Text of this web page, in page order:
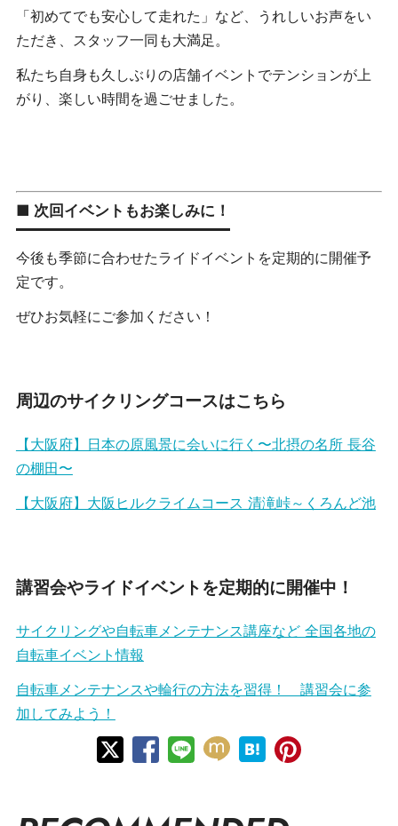
「初めてでも安心して走れた」など、うれしいお声をい
ただき、スタッフ一同も大満足。
私たち自身も久しぶりの店舗イベントでテンションが上
がり、楽しい時間を過ごせました。
■ 次回イベントもお楽しみに！
今後も季節に合わせたライドイベントを定期的に開催予
定です。
ぜひお気軽にご参加ください！
周辺のサイクリングコースはこちら
【大阪府】日本の原風景に会いに行く〜北摂の名所 長谷
の棚田〜
【大阪府】大阪ヒルクライムコース 清滝峠～くろんど池
講習会やライドイベントを定期的に開催中！
サイクリングや自転車メンテナンス講座など 全国各地の
自転車イベント情報
自転車メンテナンスや輪行の方法を習得！ 講習会に参
加してみよう！